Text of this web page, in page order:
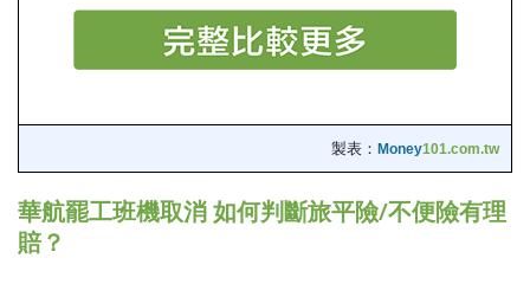
製表： Money101.com.tw
華航罷工班機取消 如何判斷旅平險/不便險有理
賠？